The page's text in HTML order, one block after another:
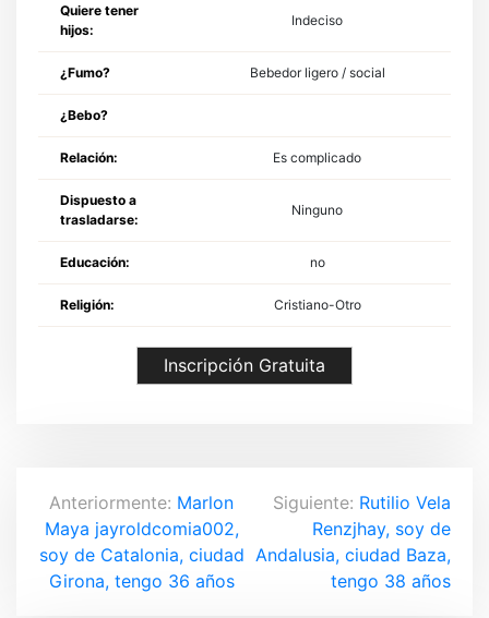
Quiere tener
hijos:
Indeciso
¿Fumo? Bebedor ligero / social
¿Bebo?
Relación: Es complicado
Dispuesto a
trasladarse:
Ninguno
Educación: no
Religión: Cristiano-Otro
Inscripción Gratuita
N
a
v
Anteriormente: Marlon
Maya jayroldcomia002,
soy de Catalonia, ciudad
Girona, tengo 36 años
Siguiente: Rutilio Vela
Renzjhay, soy de
Andalusia, ciudad Baza,
tengo 38 años